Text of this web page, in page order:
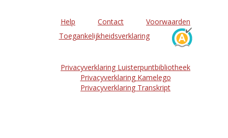
Help Contact
Voorwaarden
Toegankelijkheidsverklaring
Privacyverklaring Luisterpuntbibliotheek
Privacyverklaring Kamelego
Privacyverklaring Transkript